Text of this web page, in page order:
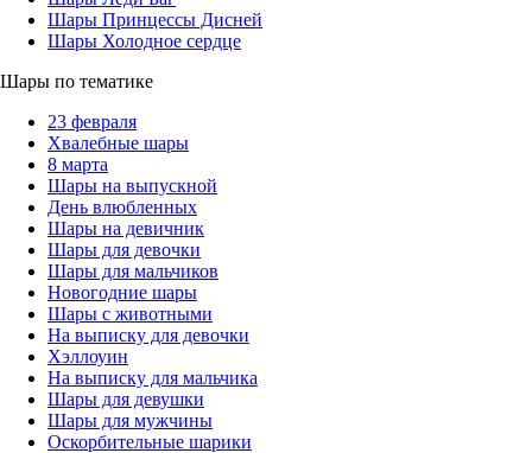
Шары Принцессы Дисней
Шары Холодное сердце
Шары по тематике
23 февраля
Хвалебные шары
8 марта
Шары на выпускной
День влюбленных
Шары на девичник
Шары для девочки
Шары для мальчиков
Новогодние шары
Шары с животными
На выписку для девочки
Хэллоуин
На выписку для мальчика
Шары для девушки
Шары для мужчины
Оскорбительные шарики